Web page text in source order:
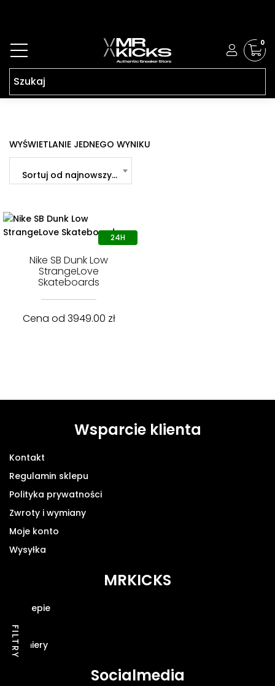
0
WYŚWIETLANIE JEDNEGO WYNIKU
Sortuj od najnowszych
Nike SB Dunk Low
StrangeLove
Skateboards
Cena od 3949.00 zł
FILTRY
Wsparcie klienta
Kontakt
Regulamin sklepu
Polityka prywatności
Zwroty i wymiany
Moje konto
Wysyłka
MRKICKS
O sklepie
Blog
Premiery
Socialmedia